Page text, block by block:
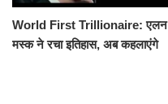
World First Trillionaire: एलन
मस्क ने रचा इतिहास, अब कहलाएंगे